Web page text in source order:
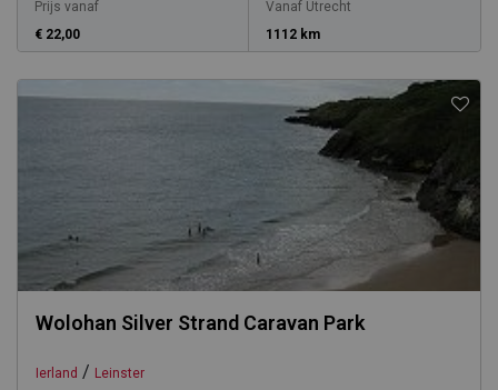
Prijs vanaf
€ 22,00
Vanaf Utrecht
1112 km
Wolohan Silver Strand Caravan Park
Ierland / Leinster